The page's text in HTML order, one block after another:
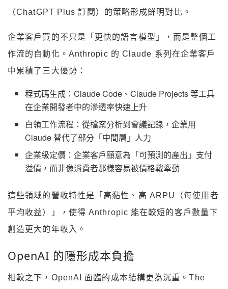
（ChatGPT Plus 訂閱）的策略形成鮮明對比。
企業客戶買的不只是「更快的語言模型」，而是整個工
作流的自動化。Anthropic 的 Claude 系列在企業客戶
中累積了三大優勢：
程式碼生成：Claude Code、Claude Projects 等工具
在企業開發者中的滲透率快速上升
白領工作流程：從檔案分析到會議記錄，企業用
Claude 替代了部分「中間層」人力
企業級定價：企業客戶願意為「可預測的產出」支付
溢價，而非像消費者那樣容易被價格戰牽動
這些領域的營收特性是「高黏性、高 ARPU（每使用者
平均收益）」，使得 Anthropic 能在較短的客戶數量下
創造更大的年收入。
OpenAI 的隱形成本負擔
相較之下，OpenAI 面臨的成本結構更為沉重。The